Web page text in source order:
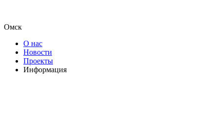
Омск
О нас
Новости
Проекты
Информация